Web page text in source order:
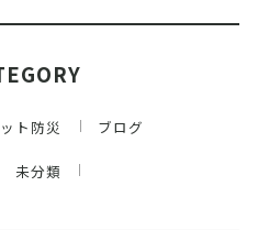
ト防災 ブログ
未分類